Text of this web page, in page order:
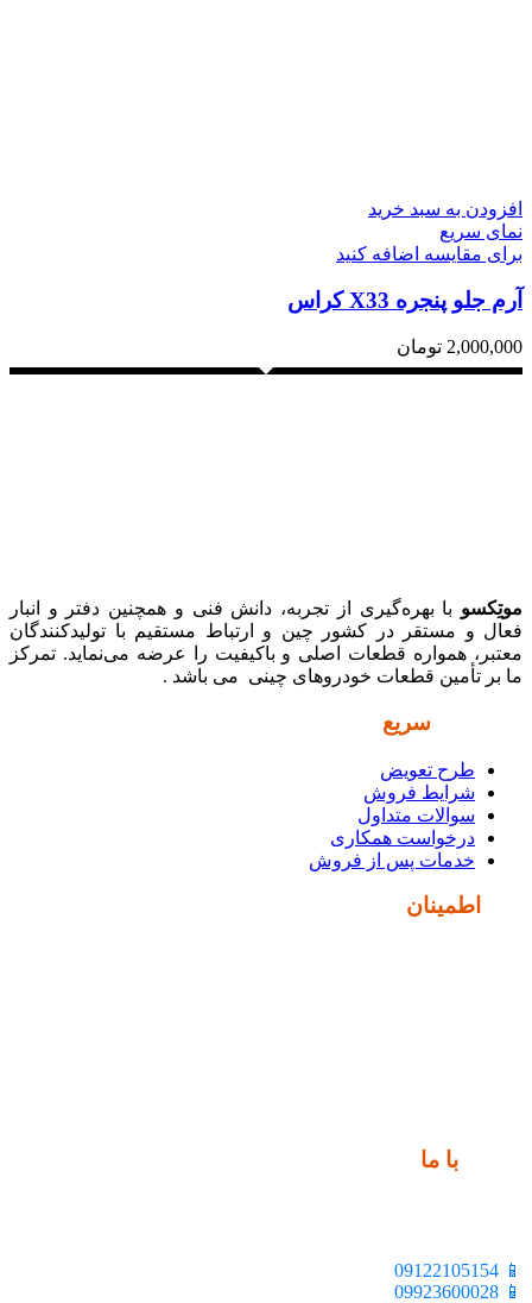
افزودن به سبد خرید
نمای سریع
برای مقایسه اضافه کنید
آرم جلو پنجره X33 کراس
2,000,000 تومان
موتِکسو با بهره‌گیری از تجربه، دانش فنی و همچنین دفتر و انبار
فعال و مستقر در کشور چین و ارتباط مستقیم با تولیدکنندگان
معتبر، همواره قطعات اصلی و باکیفیت را عرضه می‌نماید. تمرکز
ما بر تأمین قطعات خودروهای چینی می باشد .
سریع
طرح تعویض
شرایط فروش
سوالات متداول
درخواست همکاری
خدمات پس از فروش
اطمینان
با ما
📱 09122105154
📱 09923600028